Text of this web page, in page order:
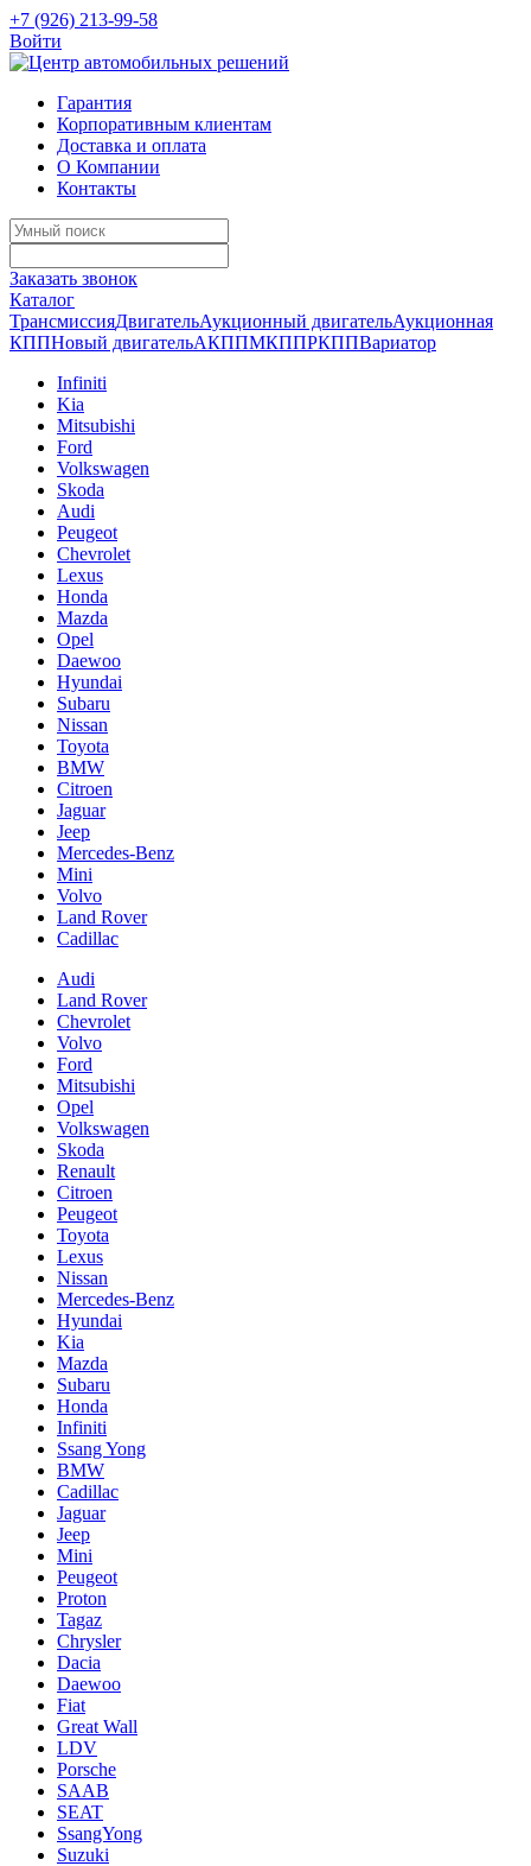
+7 (926) 213-99-58
Войти
Гарантия
Корпоративным клиентам
Доставка и оплата
О Компании
Контакты
Заказать звонок
Каталог
ТрансмиссияДвигательАукционный двигательАукционная
КППНовый двигательАКППМКППРКППВариатор
Infiniti
Kia
Mitsubishi
Ford
Volkswagen
Skoda
Audi
Peugeot
Chevrolet
Lexus
Honda
Mazda
Opel
Daewoo
Hyundai
Subaru
Nissan
Toyota
BMW
Citroen
Jaguar
Jeep
Mercedes-Benz
Mini
Volvo
Land Rover
Cadillac
Audi
Land Rover
Chevrolet
Volvo
Ford
Mitsubishi
Opel
Volkswagen
Skoda
Renault
Citroen
Peugeot
Toyota
Lexus
Nissan
Mercedes-Benz
Hyundai
Kia
Mazda
Subaru
Honda
Infiniti
Ssang Yong
BMW
Cadillac
Jaguar
Jeep
Mini
Pеugеоt
Proton
Tagaz
Chrysler
Dacia
Daewoo
Fiat
Great Wall
LDV
Porsche
SAAB
SEAT
SsangYong
Suzuki